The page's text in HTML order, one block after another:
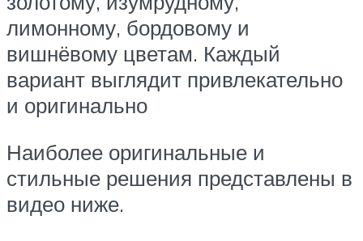
лимонному, бордовому и
вишнёвому цветам. Каждый
вариант выглядит привлекательно
и оригинально
Наиболее оригинальные и
стильные решения представлены в
видео ниже.